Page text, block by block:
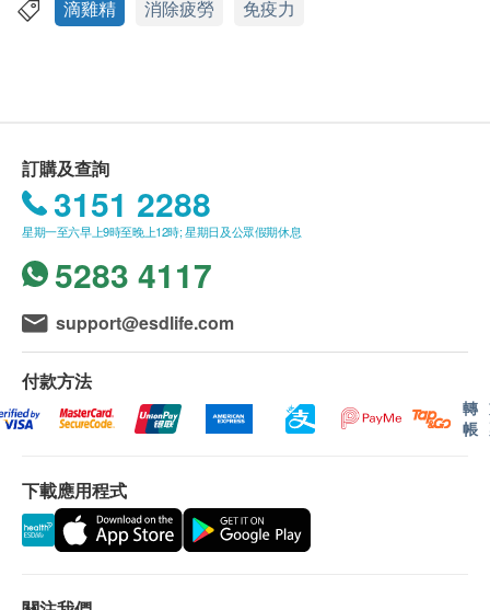
雞、花膠
儲存方式
請存放產品於陰涼乾爽處，避免陽光直接照射
注意事項
此產品含有魚類。生產此產品的廠房亦處理含有麩
質的穀類、甲殼類動物、蛋類、魚類、花生、大
豆、奶類、木本堅果及堅果製品。
加熱後請小心燙口。請勿將包裝袋放入微波爐內加
畢。
如發現封口破損或包裝異常膨脹，請勿食用。如患
有發燒、發炎、痛風、高血壓、腎臟病、支鏈有機
使用。本產品含天然原材料，有少許沉澱物屬正常
如有任何爭議，屈臣氏集團(香港)有限公司及健康
HK$80運費。
我們將於確定訂單後15個工作天內，依地區之貨期
由屈臣氏蒸餾水送上。
送貨服務只限本地，送貨範圍包括港島、九龍及新
界的一般地區。
送貨服務不適用於偏遠地區 (例如: 禁區) 、離島、
愉景灣、流浮山、馬灣 (東涌市鎮除外)等地區、某
些偏遠區域或屈臣氏蒸餾水車輛難以到達之地方及
位於無升降機設施的樓層或相應的送貨路程。
不排除運送時間會因節日而有所影響。當八號烈風
會延遲。
所有訂單須視乎相關貨品的供應情況再作最後確
認。倘若健康網購health.ESDlife未能提供任何訂
滴雞精 消除疲勞 免疫力
訂購及查詢
3151 2288
星期一至六早上9時至晚上12時; 星期日及公眾假期休息
5283 4117
support@esdlife.com
付款方法
轉
帳
下載應用程式